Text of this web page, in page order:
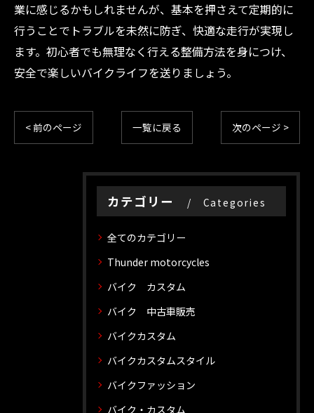
業に感じるかもしれませんが、基本を押さえて定期的に
行うことでトラブルを未然に防ぎ、快適な走行が実現し
ます。初心者でも無理なく行える整備方法を身につけ、
安全で楽しいバイクライフを送りましょう。
< 前のページ 一覧に戻る 次のページ >
カテゴリー Categories
全てのカテゴリー
Thunder motorcycles
バイク カスタム
バイク 中古車販売
バイクカスタム
バイクカスタムスタイル
バイクファッション
バイク・カスタム